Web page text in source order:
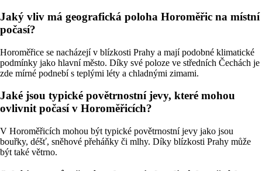
Jaký vliv má geografická poloha Horoměřic na místní
počasí?
Horoměřice se nacházejí v blízkosti Prahy a mají podobné klimatické
podmínky jako hlavní město. Díky své poloze ve středních Čechách je
zde mírné podnebí s teplými léty a chladnými zimami.
Jaké jsou typické povětrnostní jevy, které mohou
ovlivnit počasí v Horoměřicích?
V Horoměřicích mohou být typické povětrnostní jevy jako jsou
bouřky, déšť, sněhové přeháňky či mlhy. Díky blízkosti Prahy může
být také větrno.